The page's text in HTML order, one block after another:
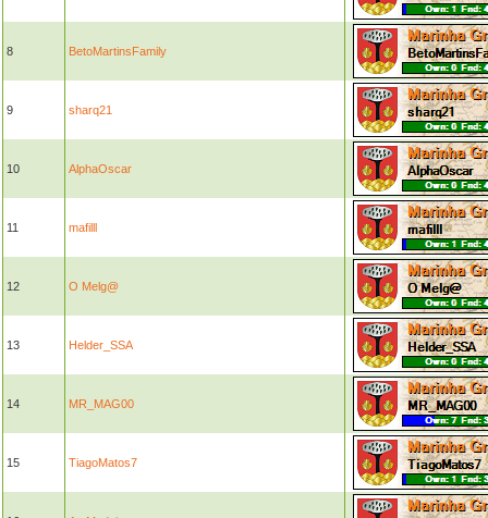
8 BetoMartinsFamily
9 sharq21
10 AlphaOscar
11 mafilll
12 O Melg@
13 Helder_SSA
14 MR_MAG00
15 TiagoMatos7